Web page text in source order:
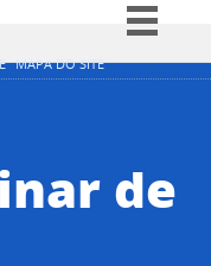
MAPA DO SITE
Simplifique!
à informação
Legislação
de